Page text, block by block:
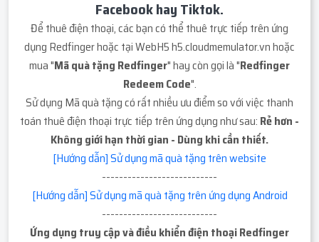
Facebook hay Tiktok.
Để thuê điện thoại, các bạn có thể thuê trực tiếp trên ứng
dụng Redfinger hoặc tại WebH5 h5.cloudmemulator.vn hoặc
mua "Mã quà tặng Redfinger" hay còn gọi là "Redfinger
Redeem Code".
Sử dụng Mã quà tặng có rất nhiều ưu điểm so với việc thanh
toán thuê điện thoại trực tiếp trên ứng dụng như sau: Rẻ hơn -
Không giới hạn thời gian - Dùng khi cần thiết.
[Hướng dẫn] Sử dụng mã quà tặng trên website
---------------------------
[Hướng dẫn] Sử dụng mã quà tặng trên ứng dụng Android
---------------------------
Ứng dụng truy cập và điều khiển điện thoại Redfinger